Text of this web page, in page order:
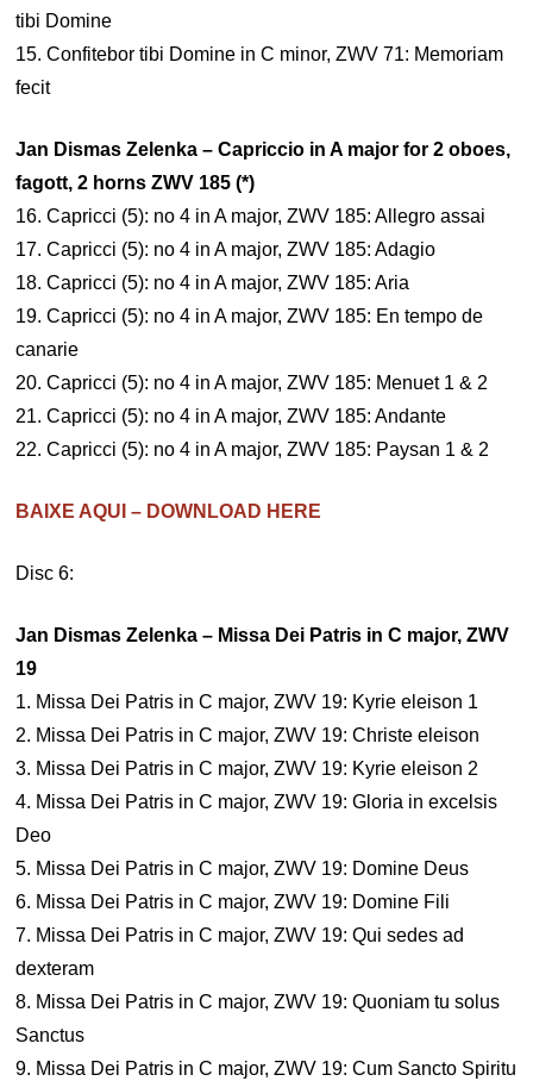
tibi Domine
15. Confitebor tibi Domine in C minor, ZWV 71: Memoriam
fecit
Jan Dismas Zelenka – Capriccio in A major for 2 oboes,
fagott, 2 horns ZWV 185 (*)
16. Capricci (5): no 4 in A major, ZWV 185: Allegro assai
17. Capricci (5): no 4 in A major, ZWV 185: Adagio
18. Capricci (5): no 4 in A major, ZWV 185: Aria
19. Capricci (5): no 4 in A major, ZWV 185: En tempo de
canarie
20. Capricci (5): no 4 in A major, ZWV 185: Menuet 1 & 2
21. Capricci (5): no 4 in A major, ZWV 185: Andante
22. Capricci (5): no 4 in A major, ZWV 185: Paysan 1 & 2
BAIXE AQUI – DOWNLOAD HERE
Disc 6:
Jan Dismas Zelenka – Missa Dei Patris in C major, ZWV
19
1. Missa Dei Patris in C major, ZWV 19: Kyrie eleison 1
2. Missa Dei Patris in C major, ZWV 19: Christe eleison
3. Missa Dei Patris in C major, ZWV 19: Kyrie eleison 2
4. Missa Dei Patris in C major, ZWV 19: Gloria in excelsis
Deo
5. Missa Dei Patris in C major, ZWV 19: Domine Deus
6. Missa Dei Patris in C major, ZWV 19: Domine Fili
7. Missa Dei Patris in C major, ZWV 19: Qui sedes ad
dexteram
8. Missa Dei Patris in C major, ZWV 19: Quoniam tu solus
Sanctus
9. Missa Dei Patris in C major, ZWV 19: Cum Sancto Spiritu